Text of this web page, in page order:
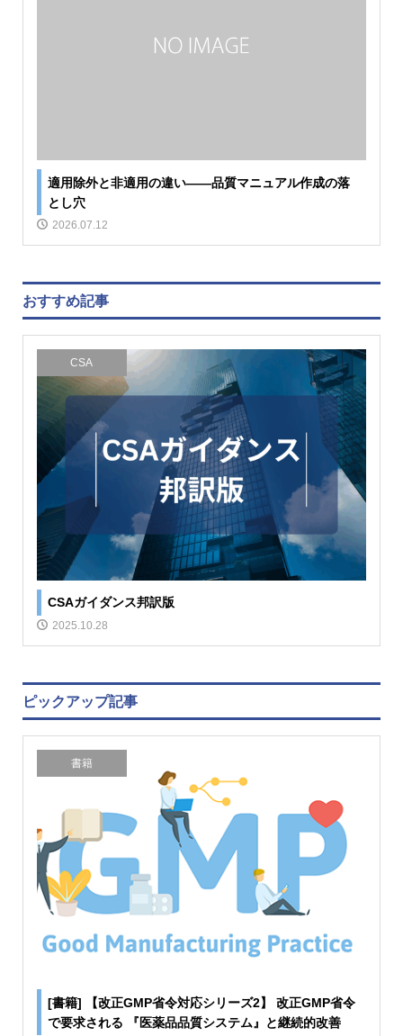
適用除外と非適用の違い――品質マニュアル作成の落
とし穴
2026.07.12
おすすめ記事
CSA
CSAガイダンス邦訳版
2025.10.28
ピックアップ記事
書籍
[書籍] 【改正GMP省令対応シリーズ2】 改正GMP省令
で要求される 『医薬品品質システム』と継続的改善